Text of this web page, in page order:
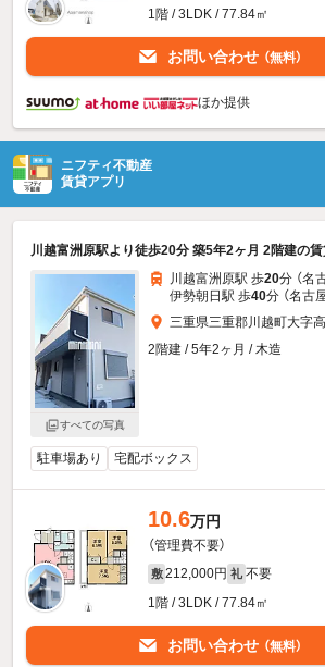
1階 / 3LDK / 77.84㎡
お問い合わせ （無料）
ほか提供
ニフティ不動産
賃貸アプリ
川越富洲原駅より徒歩20分 築5年2ヶ月 2階建の
すべての写真
川越富洲原駅 歩20分 （名
伊勢朝日駅 歩40分 （名古
三重県三重郡川越町大字
2階建 / 5年2ヶ月 / 木造
駐車場あり 宅配ボックス
10.6万円
（管理費不要）
敷 212,000円 礼 不要
1階 / 3LDK / 77.84㎡
お問い合わせ （無料）